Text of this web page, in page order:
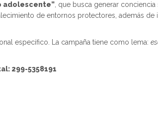
adolescente” , que busca generar
de entornos protectores, además de
específico. La campaña tiene como lema:
299-5358191